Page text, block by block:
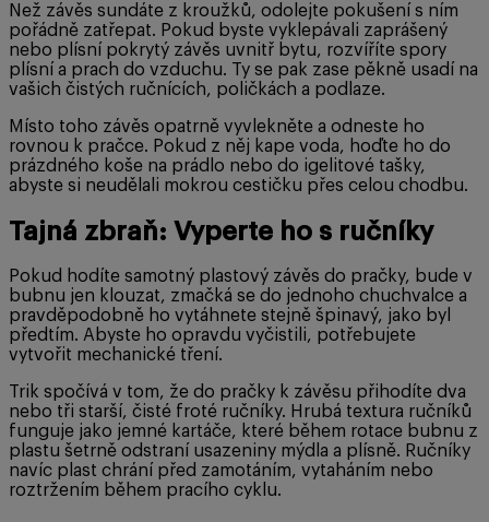
Než závěs sundáte z kroužků, odolejte pokušení s ním
pořádně zatřepat. Pokud byste vyklepávali zaprášený
nebo plísní pokrytý závěs uvnitř bytu, rozvíříte spory
plísní a prach do vzduchu. Ty se pak zase pěkně usadí na
vašich čistých ručnících, poličkách a podlaze.
Místo toho závěs opatrně vyvlekněte a odneste ho
rovnou k pračce. Pokud z něj kape voda, hoďte ho do
prázdného koše na prádlo nebo do igelitové tašky,
abyste si neudělali mokrou cestičku přes celou chodbu.
Tajná zbraň: Vyperte ho s ručníky
Pokud hodíte samotný plastový závěs do pračky, bude v
bubnu jen klouzat, zmačká se do jednoho chuchvalce a
pravděpodobně ho vytáhnete stejně špinavý, jako byl
předtím. Abyste ho opravdu vyčistili, potřebujete
vytvořit mechanické tření.
Trik spočívá v tom, že do pračky k závěsu přihodíte dva
nebo tři starší, čisté froté ručníky. Hrubá textura ručníků
funguje jako jemné kartáče, které během rotace bubnu z
plastu šetrně odstraní usazeniny mýdla a plísně. Ručníky
navíc plast chrání před zamotáním, vytaháním nebo
roztržením během pracího cyklu.